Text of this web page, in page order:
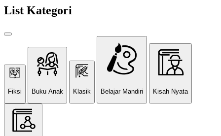
List Kategori
Fiksi Buku Anak Klasik Belajar Mandiri Kisah Nyata